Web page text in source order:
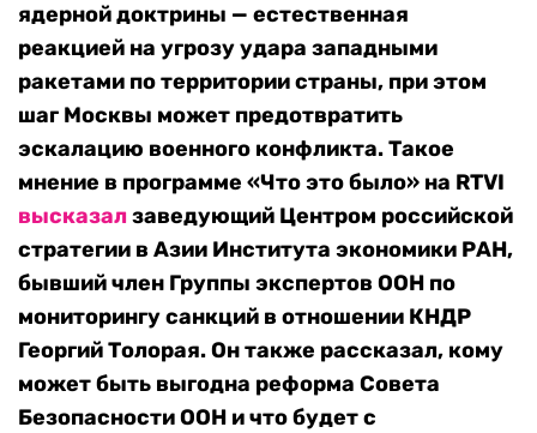
ядерной доктрины — естественная
реакцией на угрозу удара западными
ракетами по территории страны, при этом
шаг Москвы может предотвратить
эскалацию военного конфликта.Такое
мнение в программе «Что это было» на RTVI
высказалзаведующий Центром российской
стратегии в Азии Института экономики РАН,
бывший член Группы экспертов ООН по
мониторингу санкций в отношении КНДР
Георгий Толорая. Он также рассказал, кому
может быть выгодна реформа Совета
Безопасности ООН и что будет с